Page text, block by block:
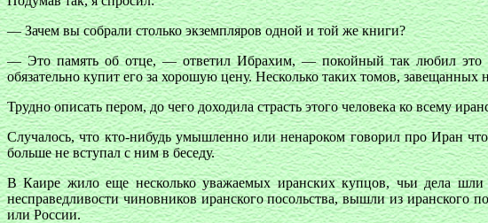
— Зачем вы собрали столько экземпляров одной и той же книги?
— Это память об отце, — ответил Ибрахим, — покойный так любил это
обязательно купит его за хорошую цену. Несколько таких томов, завещанных
Трудно описать пером, до чего доходила страсть этого человека ко всему
Случалось, что кто-нибудь умышленно или ненароком говорил про Иран
больше не вступал с ним в беседу.
В Каире жило еще несколько уважаемых иранских купцов, чьи дела
несправедливости чиновников иранского посольства, вышли из
или России.